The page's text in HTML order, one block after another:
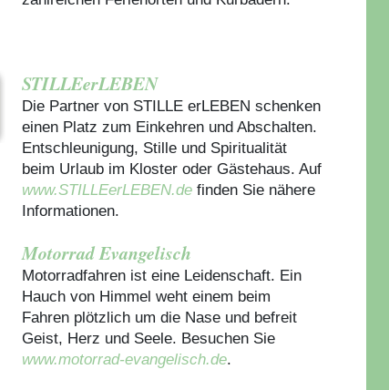
STILLEerLEBEN
Die Partner von STILLE erLEBEN schenken
einen Platz zum Einkehren und Abschalten.
Entschleunigung, Stille und Spiritualität
beim Urlaub im Kloster oder Gästehaus. Auf
www.STILLEerLEBEN.definden Sie nähere
Informationen.
Motorrad Evangelisch
Motorradfahren ist eine Leidenschaft. Ein
Hauch von Himmel weht einem beim
Fahren plötzlich um die Nase und befreit
Geist, Herz und Seele. Besuchen Sie
www.motorrad-evangelisch.de.